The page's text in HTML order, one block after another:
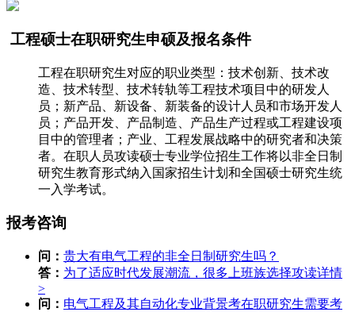
工程硕士在职研究生申硕及报名条件
工程在职研究生对应的职业类型：技术创新、技术改
造、技术转型、技术转轨等工程技术项目中的研发人
员；新产品、新设备、新装备的设计人员和市场开发人
员；产品开发、产品制造、产品生产过程或工程建设项
目中的管理者；产业、工程发展战略中的研究者和决策
者。在职人员攻读硕士专业学位招生工作将以非全日制
研究生教育形式纳入国家招生计划和全国硕士研究生统
一入学考试。
报考咨询
问： 贵大有电气工程的非全日制研究生吗？
答： 为了适应时代发展潮流，很多上班族选择攻读详情
>
问： 电气工程及其自动化专业背景考在职研究生需要考